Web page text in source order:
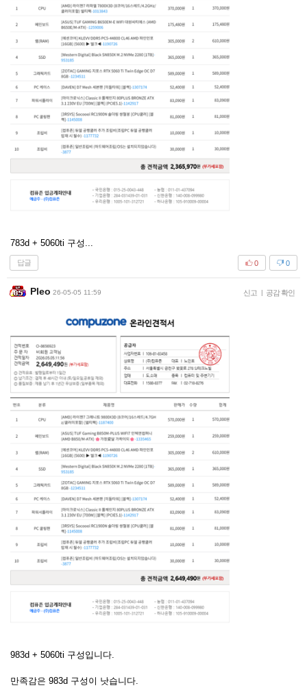
783d + 5060ti 구성...
답글 0
0
Pleo 26-05-05 11:59 신고 | 공감 확인
983d + 5060ti 구성입니다.
만족감은 983d 구성이 낫습니다.